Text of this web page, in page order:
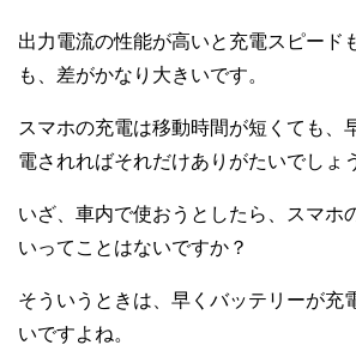
出力電流の性能が高いと充電スピード
も、差がかなり大きいです。
スマホの充電は移動時間が短くても、
電されればそれだけありがたいでしょ
いざ、車内で使おうとしたら、スマホ
いってことはないですか？
そういうときは、早くバッテリーが充
いですよね。